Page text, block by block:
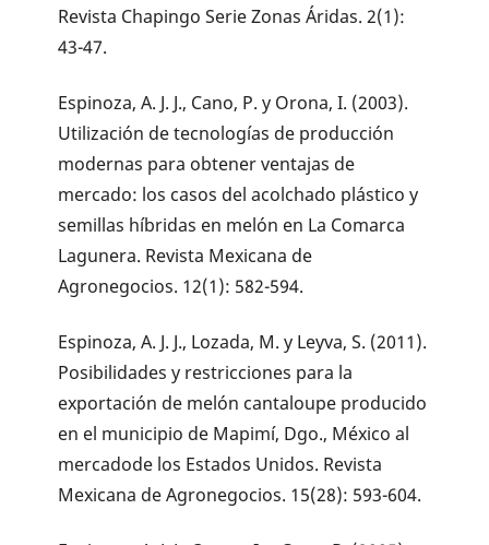
Revista Chapingo Serie Zonas Áridas. 2(1):
43-47.
Espinoza, A. J. J., Cano, P. y Orona, I. (2003).
Utilización de tecnologías de producción
modernas para obtener ventajas de
mercado: los casos del acolchado plástico y
semillas híbridas en melón en La Comarca
Lagunera. Revista Mexicana de
Agronegocios. 12(1): 582-594.
Espinoza, A. J. J., Lozada, M. y Leyva, S. (2011).
Posibilidades y restricciones para la
exportación de melón cantaloupe producido
en el municipio de Mapimí, Dgo., México al
mercadode los Estados Unidos. Revista
Mexicana de Agronegocios. 15(28): 593-604.